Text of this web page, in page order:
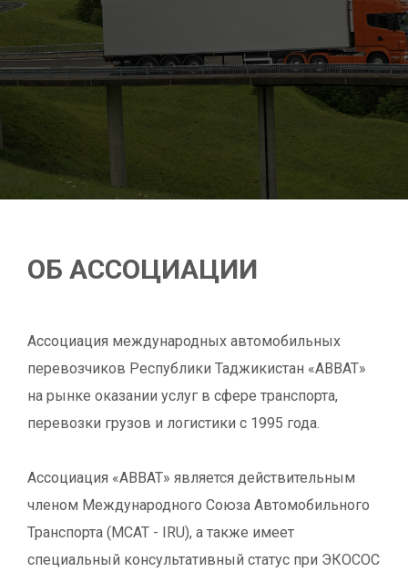
ОБ АССОЦИАЦИИ
Ассоциация международных автомобильных
перевозчиков Республики Таджикистан «АВВАТ»
на рынке оказании услуг в сфере транспорта,
перевозки грузов и логистики c 1995 года.
Ассоциация «АВВАТ» является действительным
членом Международного Союза Автомобильного
Транспорта (МСАТ - IRU), а также имеет
специальный консультативный статус при ЭКОСОС